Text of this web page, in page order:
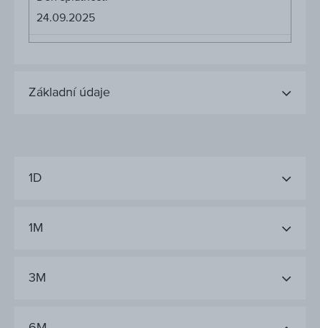
24.09.2025
Základní údaje
1D
1M
3M